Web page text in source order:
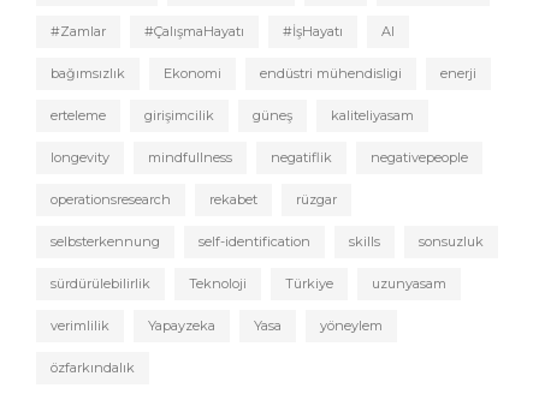
#Zamlar #ÇalışmaHayatı #İşHayatı AI
bağımsızlık Ekonomi endüstri mühendisligi enerji
erteleme girişimcilik güneş kaliteliyasam
longevity mindfullness negatiflik negativepeople
operationsresearch rekabet rüzgar
selbsterkennung self-identification skills sonsuzluk
sürdürülebilirlik Teknoloji Türkiye uzunyasam
verimlilik Yapayzeka Yasa yöneylem
özfarkındalık